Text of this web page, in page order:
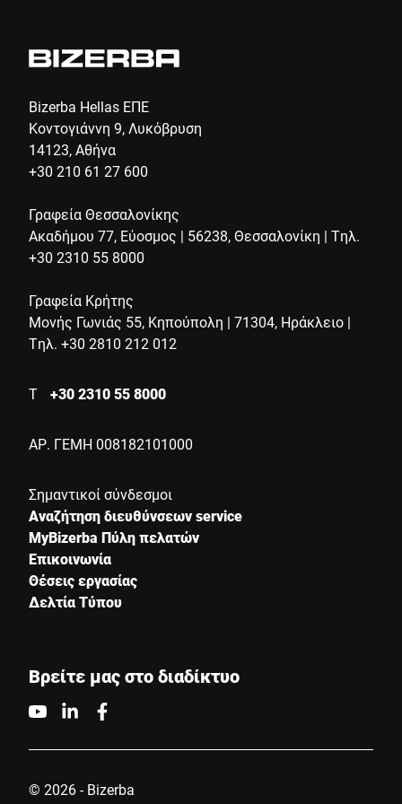
Πόλη *
Χώρα *
Επιβεβαιώνω ότι συμφωνώ με τη χρήση των δεδομένων μου
για να επεξεργαστώ αυτό το αίτημα. Περισσότερες
δεδομένων*
Anti-Robot Verification
Bizerba Hellas ΕΠΕ
Κοντογιάννη 9, Λυκόβρυση
14123, Αθήνα
+30 210 61 27 600
Γραφεία Θεσσαλονίκης
Ακαδήμου 77, Εύοσμος | 56238, Θεσσαλονίκη | Τηλ.
+30 2310 55 8000
Γραφεία Κρήτης
Μονής Γωνιάς 55, Κηπούπολη | 71304, Ηράκλειο |
Τηλ. +30 2810 212 012
Τ +30 2310 55 8000
ΑΡ. ΓΕΜΗ 008182101000
Σημαντικοί σύνδεσμοι
Αναζήτηση διευθύνσεων service
MyBizerba Πύλη πελατών
Επικοινωνία
Θέσεις εργασίας
Δελτία Τύπου
Βρείτε μας στο διαδίκτυο
© 2026 - Bizerba